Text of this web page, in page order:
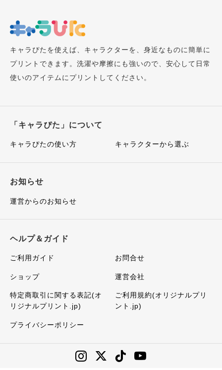
キャラぴたを使えば、キャラクターを、身近なものに簡単に
プリントできます。洗濯や摩擦にも強いので、安心して日常
使いのアイテムにプリントしてください。
「キャラぴた」について
キャラぴたの使い方 キャラクターから選ぶ
お知らせ
運営からのお知らせ
ヘルプ＆ガイド
ご利用ガイド お問合せ
ショップ 運営会社
特定商取引に関する表記(オ
リジナルプリント.jp)
ご利用規約(オリジナルプリ
ント.jp)
プライバシーポリシー